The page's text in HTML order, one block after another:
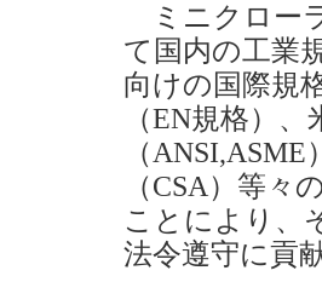
ミニクロー
て国内の工業
向けの国際規
（EN規格）
（
（CSA）等
ことにより、
法令遵守に貢